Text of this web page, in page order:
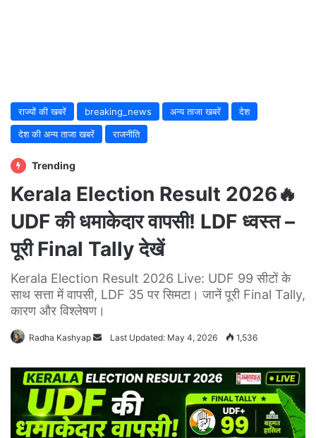
राज्यों की खबरें breaking_news अन्य ताजा खबरें
देश
देश की अन्य ताजा खबरें
राजनीति
Trending
Kerala Election Result 2026🔥
UDF की धमाकेदार वापसी! LDF ध्वस्त –
पूरी Final Tally देखें
Kerala Election Result 2026 Live: UDF 99 सीटों के
साथ सत्ता में वापसी, LDF 35 पर सिमटा। जानें पूरी Final Tally,
कारण और विश्लेषण।
Radha Kashyap
Send
email
Last Updated: May 4, 2026 1,536